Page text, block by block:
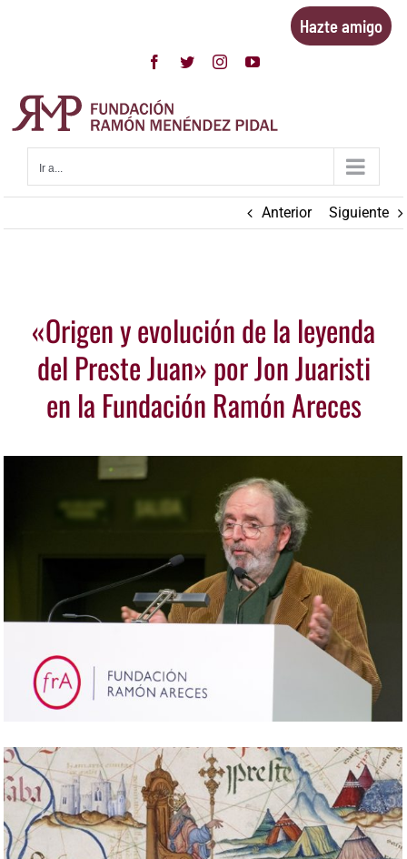
Hazte amigo
Facebook
TwitterInstagramYouTube
Ir a...
Anterior Siguiente
imagen
grande
«Origen y evolución de la leyenda
del Preste Juan» por Jon Juaristi
en la Fundación Ramón Areces